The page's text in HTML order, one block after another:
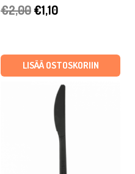
€2,00Alkuperäinen
€2,00.
€1,10Nykyinen
€1,10.
LISÄÄ OSTOSKORIIN